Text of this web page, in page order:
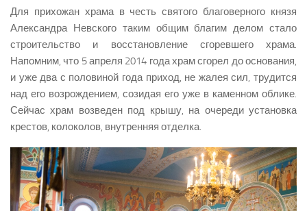
Для прихожан храма в честь святого благоверного князя
Александра Невского таким общим благим делом стало
строительство и восстановление сгоревшего храма.
Напомним, что 5 апреля 2014 года храм сгорел до основания,
и уже два с половиной года приход, не жалея сил, трудится
над его возрождением, созидая его уже в каменном облике.
Сейчас храм возведен под крышу, на очереди установка
крестов, колоколов, внутренняя отделка.